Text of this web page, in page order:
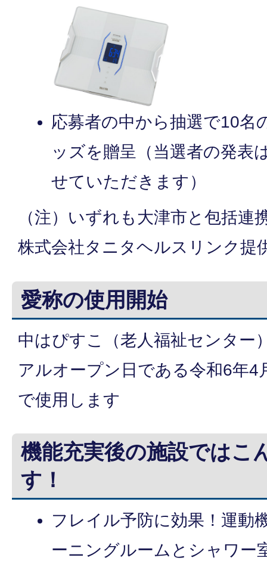
応募者の中から抽選で10名
ッズを贈呈（当選者の発表
せていただきます）
（注）いずれも大津市と包括連
株式会社タニタヘルスリンク提
愛称の使用開始
中はぴすこ（老人福祉センター
アルオープン日である令和6年4
で使用します
機能充実後の施設ではこ
す！
フレイル予防に効果！運動
ーニングルームとシャワー